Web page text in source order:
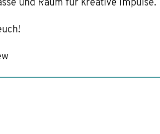
und Raum für kreative Impulse.